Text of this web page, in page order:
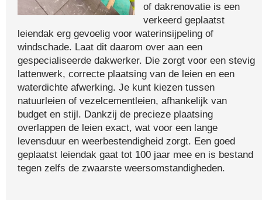
of dakrenovatie is een
verkeerd geplaatst
leiendak erg gevoelig voor waterinsijpeling of
windschade. Laat dit daarom over aan een
gespecialiseerde dakwerker. Die zorgt voor een stevig
lattenwerk, correcte plaatsing van de leien en een
waterdichte afwerking. Je kunt kiezen tussen
natuurleien of vezelcementleien, afhankelijk van
budget en stijl. Dankzij de precieze plaatsing
overlappen de leien exact, wat voor een lange
levensduur en weerbestendigheid zorgt. Een goed
geplaatst leiendak gaat tot 100 jaar mee en is bestand
tegen zelfs de zwaarste weersomstandigheden.